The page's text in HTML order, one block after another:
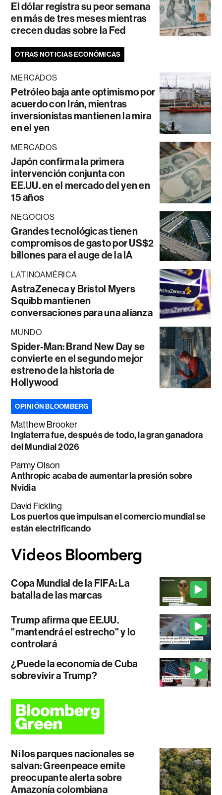
El dólar registra su peor semana
en más de tres meses mientras
crecen dudas sobre la Fed
OTRAS NOTICIAS ECONÓMICAS
MERCADOS
Petróleo baja ante optimismo por
acuerdo con Irán, mientras
inversionistas mantienen la mira
en el yen
MERCADOS
Japón confirma la primera
intervención conjunta con
EE.UU. en el mercado del yen en
15 años
NEGOCIOS
Grandes tecnológicas tienen
compromisos de gasto por US$2
billones para el auge de la IA
LATINOAMÉRICA
AstraZeneca y Bristol Myers
Squibb mantienen
conversaciones para una alianza
MUNDO
Spider-Man: Brand New Day se
convierte en el segundo mejor
estreno de la historia de
Hollywood
OPINIÓN BLOOMBERG
Matthew Brooker
Inglaterra fue, después de todo, la gran ganadora
del Mundial 2026
Parmy Olson
Anthropic acaba de aumentar la presión sobre
Nvidia
David Fickling
Los puertos que impulsan el comercio mundial se
están electrificando
Copa Mundial de la FIFA: La
batalla de las marcas
Trump afirma que EE.UU.
"mantendrá el estrecho" y lo
controlará
¿Puede la economía de Cuba
sobrevivir a Trump?
Ni los parques nacionales se
salvan: Greenpeace emite
preocupante alerta sobre
Amazonía colombiana